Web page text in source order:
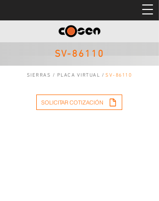
SV-86110
SIERRAS / PLACA VIRTUAL / SV-86110
SOLICITAR COTIZACIÓN